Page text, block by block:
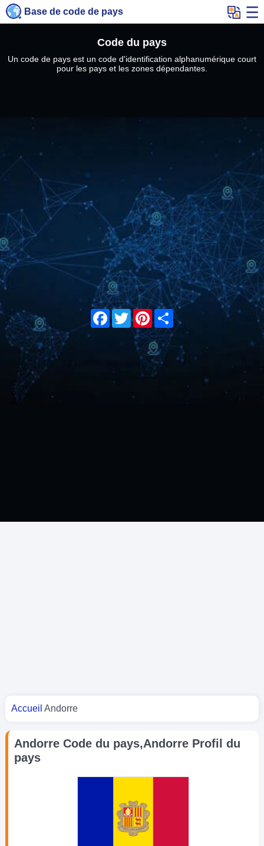
Base de code de pays
Code du pays
Un code de pays est un code d'identification alphanumérique court
pour les pays et les zones dépendantes.
Facebook
TwitterPinterest
Share
Vous êtes ici
Accueil Andorre
Andorre Code du pays,Andorre Profil du
pays